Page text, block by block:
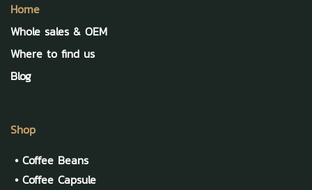
Home
Whole sales & OEM
Where to find us
Blog
Shop
• Coffee Beans
• Coffee Capsule